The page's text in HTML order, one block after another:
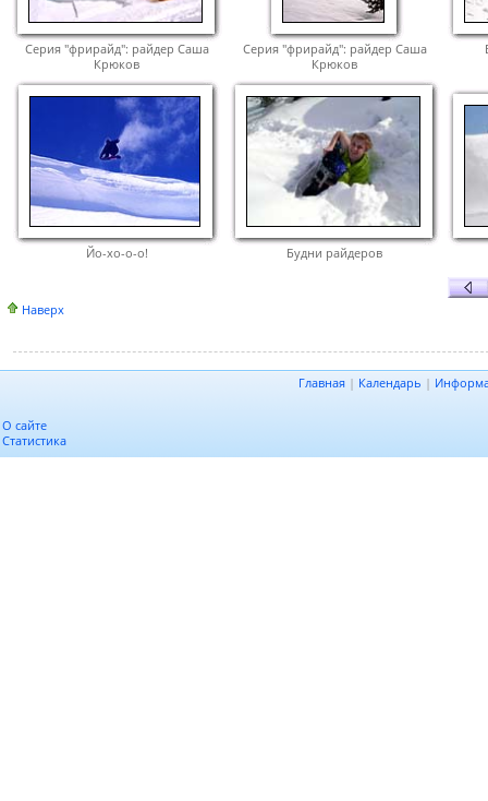
Серия "фрирайд": райдер Саша
Крюков
Серия "фрирайд": райдер Саша
Крюков
Йо-хо-о-о! Будни райдеров
Наверх
Главная | Календарь |
О сайте
Статистика